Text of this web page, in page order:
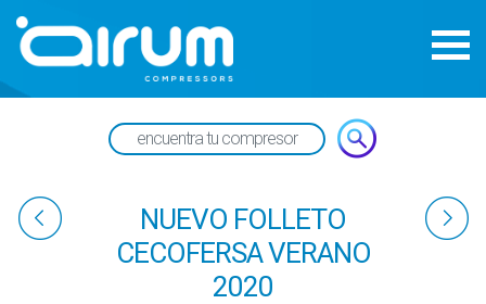
NUEVO FOLLETO
CECOFERSA VERANO
2020